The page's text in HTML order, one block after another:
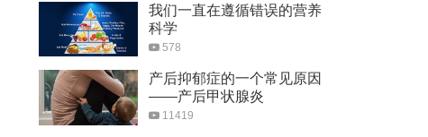
我们一直在遵循错误的营养
科学
578
产后抑郁症的一个常见原因
——产后甲状腺炎
11419